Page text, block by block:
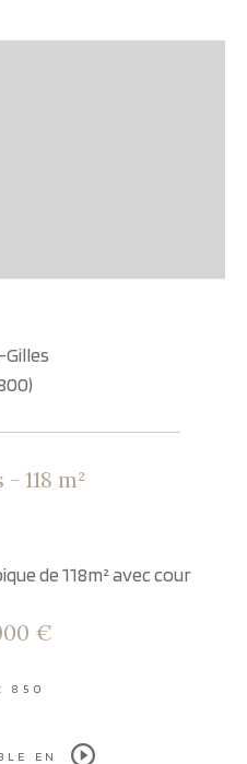
118 m²
de 118m² avec cour
€
850
EN